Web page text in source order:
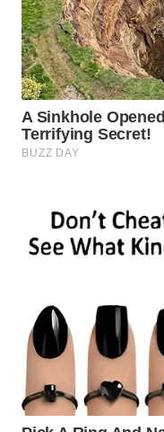
WN
SUBANG
WN
SUKABUMI
WN
WN
PRIANGAN
WN
SEMARANG
WN
SOLO